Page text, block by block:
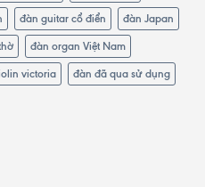
đàn guitar cổ điển đàn Japan
đàn organ Việt Nam
victoria đàn đã qua sử dụng